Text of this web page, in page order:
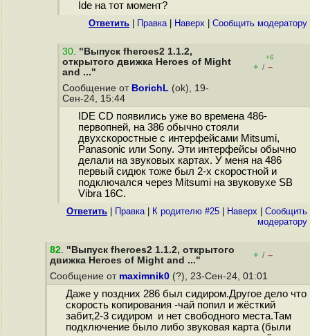
Ide на тот момент?
Ответить Правка| Наверх Cообщить модератору
30. "Выпуск fheroes2 1.1.2,
открытого движка Heroes of Might
and ..."
+6
+ / –
Сообщение от BorichL (ok), 19-
Сен-24, 15:44
IDE CD появились уже во времена 486-
первопней, на 386 обычно стояли
двухскоростные с интерфейсами Mitsumi,
Panasonic или Sony. Эти интерфейсы обычно
делали на звуковых картах. У меня на 486
первый сидюк тоже был 2-х скоростной и
подключался через Mitsumi на звуковухе SB
Vibra 16C.
Ответить Правка| К родителю #25 Наверх
Cообщить
модератору
82. "Выпуск fheroes2 1.1.2, открытого
движка Heroes of Might and ..."
+ / –
Сообщение от maximnik0 (?), 23-Сен-24, 01:01
Даже у поздних 286 был сидиром.Другое дело что
скорость копирования -чай попил и жёсткий
забит,2-3 сидиром и нет свободного места.Там
подключение было либо звуковая карта (были